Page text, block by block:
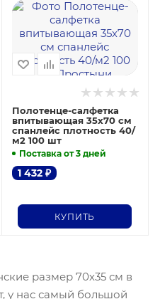
Полотенце-салфетка
впитывающая 35х70 см
спанлейс плотность 40/
м2 100 шт
Поставка от 3 дней
1 432₽
КУПИТЬ
размер 70х35 см в
у нас самый большой